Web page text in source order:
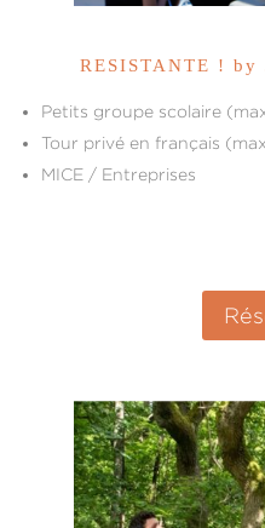
RESISTANTE ! by
Petits groupe scolaire
Tour privé en français
MICE / Entreprises